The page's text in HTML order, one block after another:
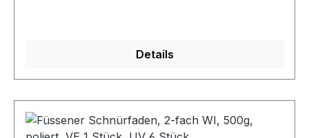
Details